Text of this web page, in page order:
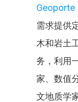
Geoporte
需求提供
木和岩土
务，利用
家、数值
文地质学